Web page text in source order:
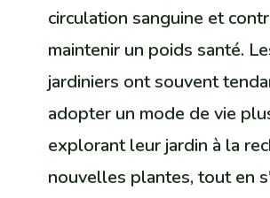
circulation sanguine et
maintenir un poids santé.
jardiniers ont souvent
adopter un mode de vie
explorant leur jardin à la
nouvelles plantes, tout en